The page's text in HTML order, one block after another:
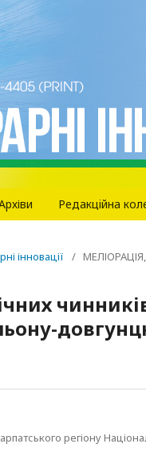
Редакцiйна
інновації /
регіону